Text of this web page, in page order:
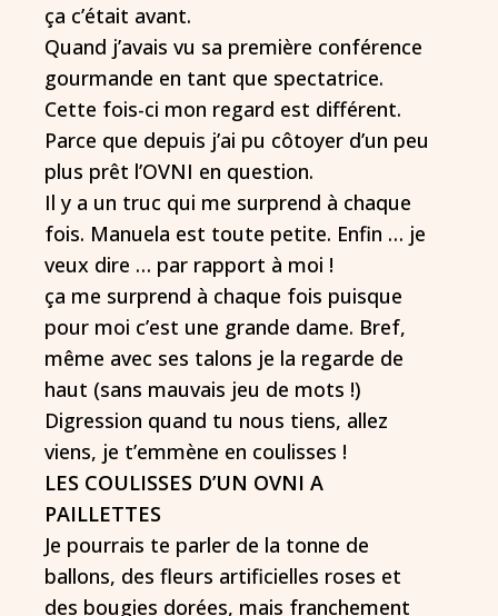
ça c’était avant.
Quand j’avais vu sa première conférence
gourmande en tant que spectatrice.
Cette fois-ci mon regard est différent.
Parce que depuis j’ai pu côtoyer d’un peu
plus prêt l’OVNI en question.
Il y a un truc qui me surprend à chaque
fois. Manuela est toute petite. Enfin … je
veux dire … par rapport à moi !
ça me surprend à chaque fois puisque
pour moi c’est une grande dame. Bref,
même avec ses talons je la regarde de
haut (sans mauvais jeu de mots !)
Digression quand tu nous tiens, allez
viens, je t’emmène en coulisses !
LES COULISSES D’UN OVNI A
PAILLETTES
Je pourrais te parler de la tonne de
ballons, des fleurs artificielles roses et
des bougies dorées, mais franchement